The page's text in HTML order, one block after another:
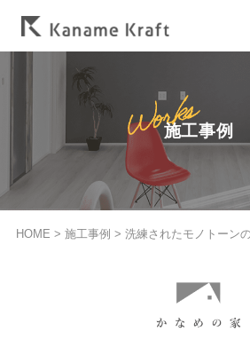
施工事例
HOME > 施工事例 > 洗練されたモノトーン